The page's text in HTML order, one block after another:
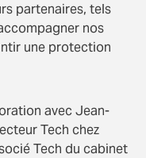
partenaires, tels
nos
une protection
avec Jean-
Tech chez
Tech du cabinet